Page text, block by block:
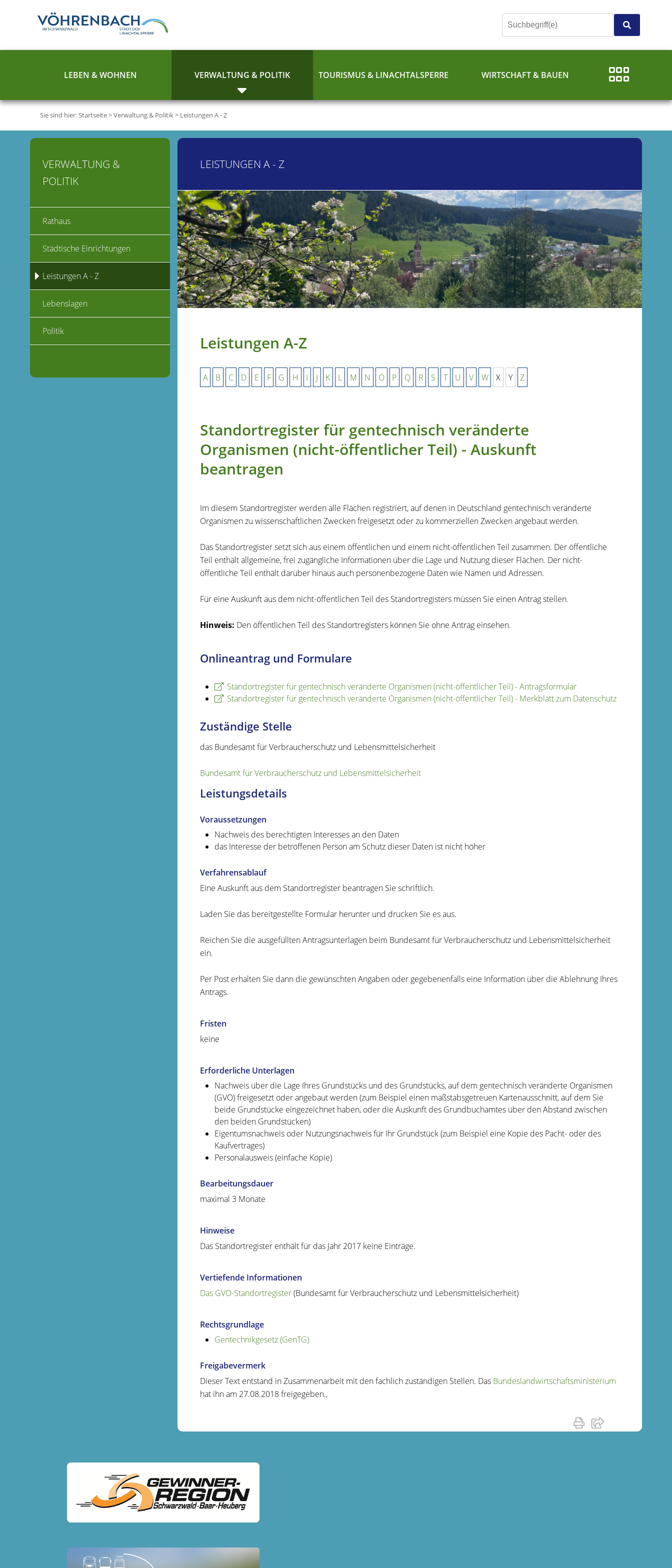
LEBEN & WOHNEN VERWALTUNG & POLITIK TOURISMUS & LINACHTALSPERRE WIRTSCHAFT & BAUEN
Sie sind hier:Startseite>Verwaltung & Politik> Leistungen A - Z
LEISTUNGEN A - Z
Leistungen A-Z
A B C D E F G H I J K L M N O P Q R S T U V W X Y Z
Standortregister für gentechnisch veränderte
Organismen (nicht-öffentlicher Teil) - Auskunft
beantragen
Im diesem Standortregister werden alle Flächen registriert, auf denen in Deutschland gentechnisch veränderte
Organismen zu wissenschaftlichen Zwecken freigesetzt oder zu kommerziellen Zwecken angebaut werden.
Das Standortregister setzt sich aus einem öffentlichen und einem nicht-öffentlichen Teil zusammen. Der öffentliche
Teil enthält allgemeine, frei zugängliche Informationen über die Lage und Nutzung dieser Flächen. Der nicht-
öffentliche Teil enthält darüber hinaus auch personenbezogene Daten wie Namen und Adressen.
Für eine Auskunft aus dem nicht-öffentlichen Teil des Standortregisters müssen Sie einen Antrag stellen.
Hinweis: Den öffentlichen Teil des Standortregisters können Sie ohne Antrag einsehen.
Onlineantrag und Formulare
Standortregister für gentechnisch veränderte Organismen (nicht-öffentlicher Teil) - Antragsformular
Standortregister für gentechnisch veränderte Organismen (nicht-öffentlicher Teil) - Merkblatt zum Datenschutz
Zuständige Stelle
das Bundesamt für Verbraucherschutz und Lebensmittelsicherheit
Bundesamt für Verbraucherschutz und Lebensmittelsicherheit
Leistungsdetails
Voraussetzungen
Nachweis des berechtigten Interesses an den Daten
das Interesse der betroffenen Person am Schutz dieser Daten ist nicht höher
Verfahrensablauf
Eine Auskunft aus dem Standortregister beantragen Sie schriftlich.
Laden Sie das bereitgestellte Formular herunter und drucken Sie es aus.
Reichen Sie die ausgefüllten Antragsunterlagen beim Bundesamt für Verbraucherschutz und Lebensmittelsicherheit
ein.
Per Post erhalten Sie dann die gewünschten Angaben oder gegebenenfalls eine Information über die Ablehnung Ihres
Antrags.
Fristen
keine
Erforderliche Unterlagen
Nachweis über die Lage Ihres Grundstücks und des Grundstücks, auf dem gentechnisch veränderte Organismen
(GVO) freigesetzt oder angebaut werden (zum Beispiel einen maßstabsgetreuen Kartenausschnitt, auf dem Sie
beide Grundstücke eingezeichnet haben, oder die Auskunft des Grundbuchamtes über den Abstand zwischen
den beiden Grundstücken)
Eigentumsnachweis oder Nutzungsnachweis für Ihr Grundstück (zum Beispiel eine Kopie des Pacht- oder des
Kaufvertrages)
Personalausweis (einfache Kopie)
Bearbeitungsdauer
maximal 3 Monate
Hinweise
Das Standortregister enthält für das Jahr 2017 keine Einträge.
Vertiefende Informationen
Das GVO-Standortregister(Bundesamt für Verbraucherschutz und Lebensmittelsicherheit)
Rechtsgrundlage
Gentechnikgesetz (GenTG)
Freigabevermerk
Dieser Text entstand in Zusammenarbeit mit den fachlich zuständigen Stellen. Das Bundeslandwirtschaftsministerium
hat ihn am 27.08.2018 freigegeben.,
VERWALTUNG &
POLITIK
Rathaus
Städtische Einrichtungen
Leistungen A - Z
Lebenslagen
Politik